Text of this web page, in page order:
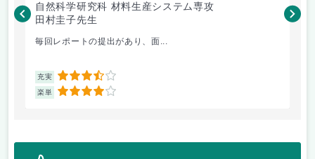
自然科学研究科 材料生産システム専攻
田村圭子先生
毎回レポートの提出があり、面...
充実 3.5
楽単 4
新